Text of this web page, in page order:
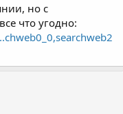
но с
что угодно: